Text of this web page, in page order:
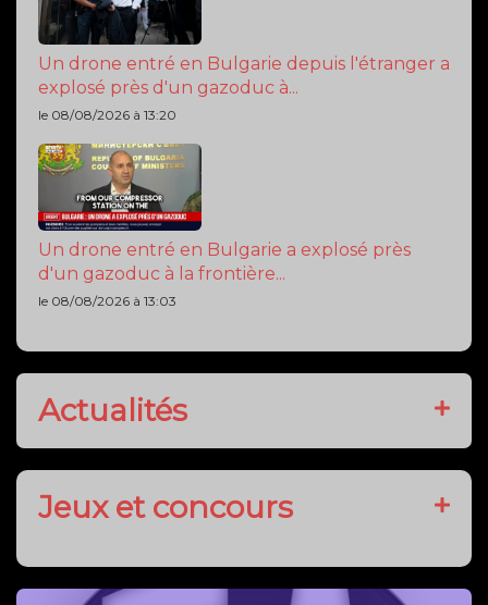
Un drone entré en Bulgarie depuis l'étranger a
explosé près d'un gazoduc à...
le 08/08/2026 à 13:20
Un drone entré en Bulgarie a explosé près
d'un gazoduc à la frontière...
le 08/08/2026 à 13:03
Actualités
Jeux et concours